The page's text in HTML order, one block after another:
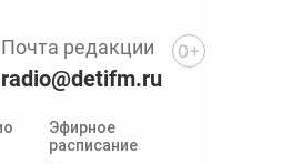
Эфирное
расписание
Почта редакции
radio@detifm.ru
0+